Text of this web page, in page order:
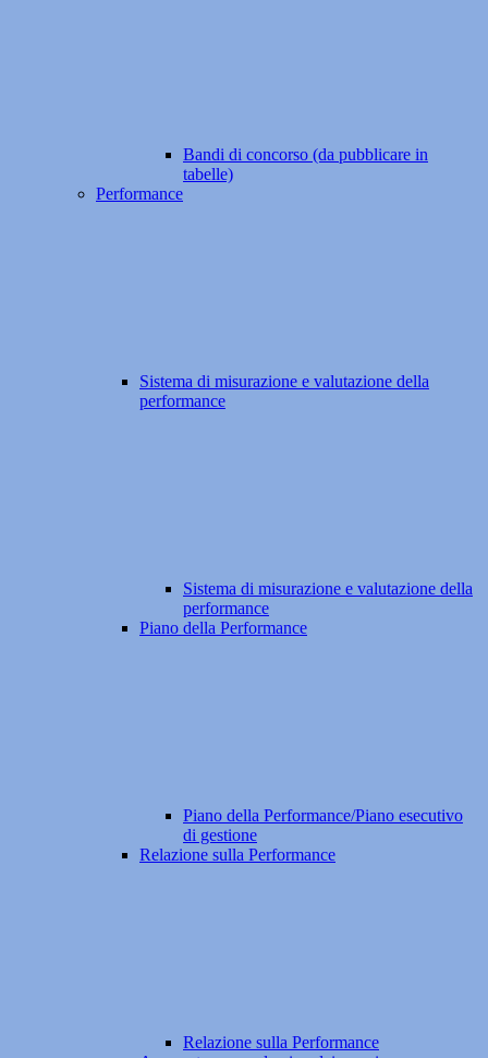
Bandi di concorso (da pubblicare in
tabelle)
Performance
Sistema di misurazione e valutazione della
performance
Sistema di misurazione e valutazione della
performance
Piano della Performance
Piano della Performance/Piano esecutivo
di gestione
Relazione sulla Performance
Relazione sulla Performance